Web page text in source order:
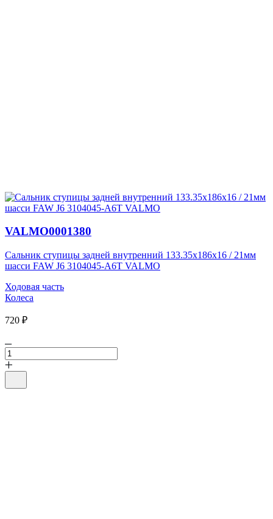
VALMO0001380
Сальник ступицы задней внутренний 133.35х186х16 / 21мм
шасси FAW J6 3104045-A6T VALMO
Ходовая часть
Колеса
720 ₽